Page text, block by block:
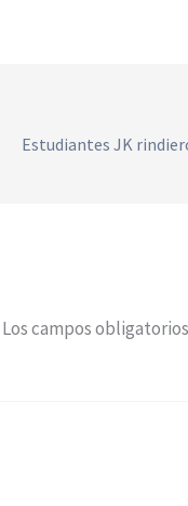
Los campos